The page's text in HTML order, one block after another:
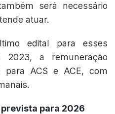
será necessário
atuar.
edital para esses
2023, a remuneração
para ACS e ACE, com
para 2026